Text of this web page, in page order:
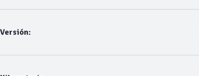
Versión: